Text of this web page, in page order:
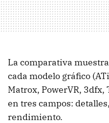
La comparativa
cada modelo gráfico
Matrox, PowerVR,
en tres campos:
rendimiento.